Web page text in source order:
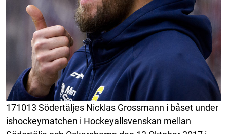
171013 Södertäljes Nicklas Grossmann i båset under
ishockeymatchen i Hockeyallsvenskan mellan